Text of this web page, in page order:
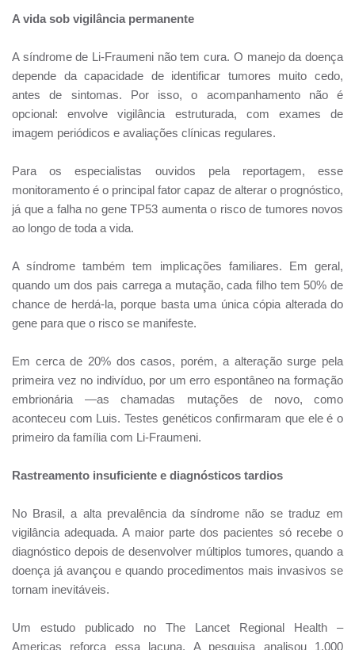
A vida sob vigilância permanente
A síndrome de Li-Fraumeni não tem cura. O manejo da doença
depende da capacidade de identificar tumores muito cedo,
antes de sintomas. Por isso, o acompanhamento não é
opcional: envolve vigilância estruturada, com exames de
imagem periódicos e avaliações clínicas regulares.
Para os especialistas ouvidos pela reportagem, esse
monitoramento é o principal fator capaz de alterar o prognóstico,
já que a falha no gene TP53 aumenta o risco de tumores novos
ao longo de toda a vida.
A síndrome também tem implicações familiares. Em geral,
quando um dos pais carrega a mutação, cada filho tem 50% de
chance de herdá-la, porque basta uma única cópia alterada do
gene para que o risco se manifeste.
Em cerca de 20% dos casos, porém, a alteração surge pela
primeira vez no indivíduo, por um erro espontâneo na formação
embrionária —as chamadas mutações de novo, como
aconteceu com Luis. Testes genéticos confirmaram que ele é o
primeiro da família com Li-Fraumeni.
Rastreamento insuficiente e diagnósticos tardios
No Brasil, a alta prevalência da síndrome não se traduz em
vigilância adequada. A maior parte dos pacientes só recebe o
diagnóstico depois de desenvolver múltiplos tumores, quando a
doença já avançou e quando procedimentos mais invasivos se
tornam inevitáveis.
Um estudo publicado no The Lancet Regional Health –
Americas reforça essa lacuna. A pesquisa analisou 1.000